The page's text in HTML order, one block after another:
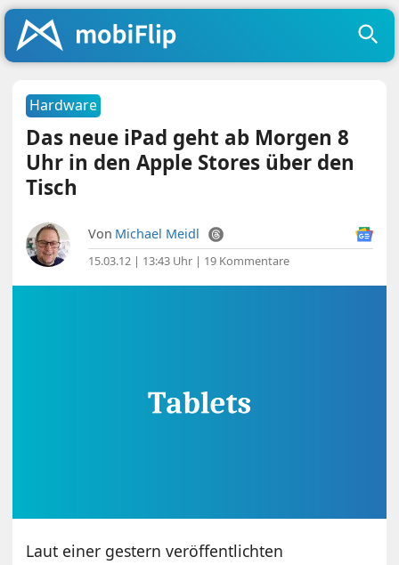
Hardware
Das neue iPad geht ab Morgen 8
Uhr in den Apple Stores über den
Tisch
Von Michael Meidl
15.03.12 | 13:43 Uhr | 19 Kommentare
Laut einer gestern veröffentlichten